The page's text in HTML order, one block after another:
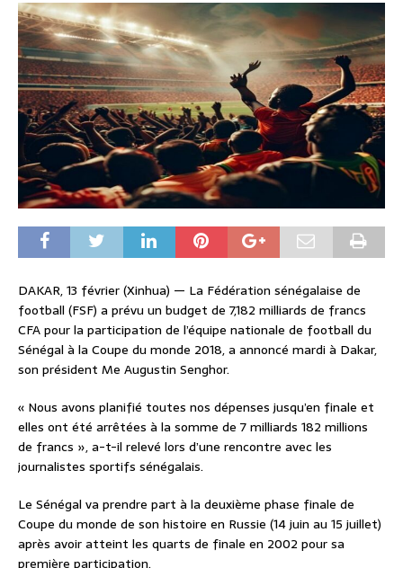
DAKAR, 13 février (Xinhua) — La Fédération sénégalaise de
football (FSF) a prévu un budget de 7,182 milliards de francs
CFA pour la participation de l’équipe nationale de football du
Sénégal à la Coupe du monde 2018, a annoncé mardi à Dakar,
son président Me Augustin Senghor.
« Nous avons planifié toutes nos dépenses jusqu’en finale et
elles ont été arrêtées à la somme de 7 milliards 182 millions
de francs », a-t-il relevé lors d’une rencontre avec les
journalistes sportifs sénégalais.
Le Sénégal va prendre part à la deuxième phase finale de
Coupe du monde de son histoire en Russie (14 juin au 15 juillet)
après avoir atteint les quarts de finale en 2002 pour sa
première participation.